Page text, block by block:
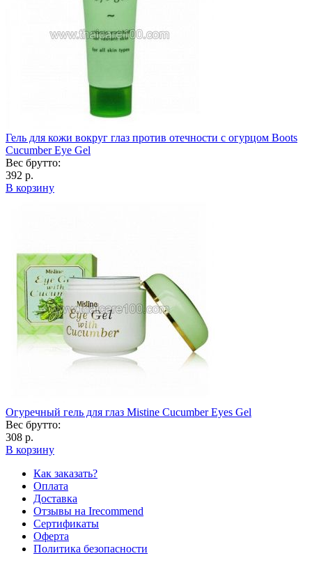
Гель для кожи вокруг глаз против отечности с огурцом Boots
Cucumber Eye Gel
Вес брутто:
392 р.
В корзину
Огуречный гель для глаз Mistine Cucumber Eyes Gel
Вес брутто:
308 р.
В корзину
Как заказать?
Оплата
Доставка
Отзывы на Irecommend
Сертификаты
Оферта
Политика безопасности